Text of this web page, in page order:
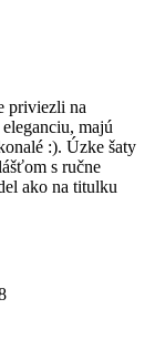
priviezli na
majú
:). Úzke šaty
s ručne
ako na titulku